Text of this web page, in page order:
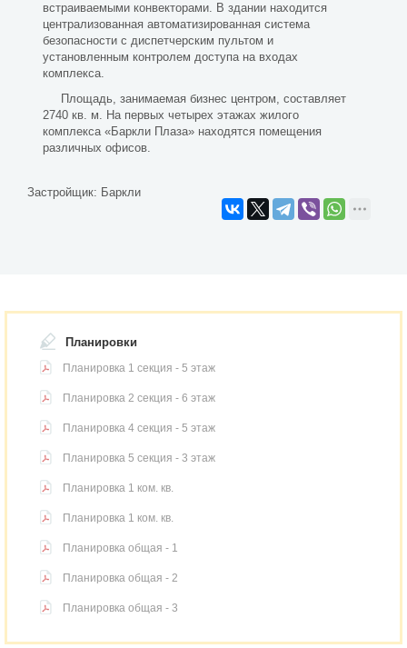
встраиваемыми конвекторами. В здании находится
централизованная автоматизированная система
безопасности с диспетчерским пультом и
установленным контролем доступа на входах
комплекса.
Площадь, занимаемая бизнес центром, составляет
2740 кв. м. На первых четырех этажах жилого
комплекса «Баркли Плаза» находятся помещения
различных офисов.
Застройщик: Баркли
Планировки
Планировка 1 секция - 5 этаж
Планировка 2 секция - 6 этаж
Планировка 4 секция - 5 этаж
Планировка 5 секция - 3 этаж
Планировка 1 ком. кв.
Планировка 1 ком. кв.
Планировка общая - 1
Планировка общая - 2
Планировка общая - 3